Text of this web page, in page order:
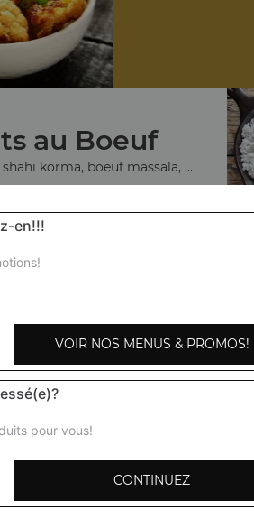
au Boeuf
korma, boeuf massala, ...
+
Nos
agneau curry,
végétariens
en!!!
VOIR NOS MENUS & PROMOS!
pour vous!
CONTINUEZ